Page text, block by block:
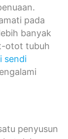
pada
banyak
otot tubuh
sendi
penyusun